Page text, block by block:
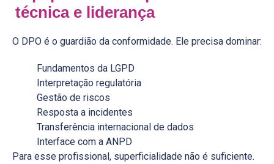
técnica e liderança
O DPO é o guardião da conformidade. Ele precisa dominar:
Fundamentos da LGPD
Interpretação regulatória
Gestão de riscos
Resposta a incidentes
Transferência internacional de dados
Interface com a ANPD
Para esse profissional, superficialidade não é suficiente.